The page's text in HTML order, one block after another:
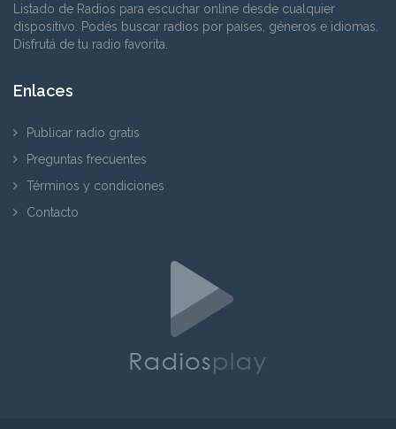
Listado de Radios para escuchar online desde cualquier
dispositivo. Podés buscar radios por países, géneros e idiomas.
Disfrutá de tu radio favorita.
Enlaces
Publicar radio gratis
Preguntas frecuentes
Términos y condiciones
Contacto